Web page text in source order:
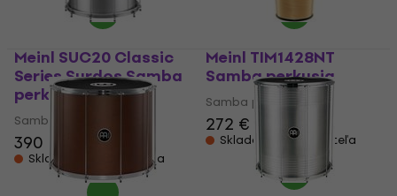
Meinl SUC20 Classic
Series Surdos Samba
perkusia
Samba perkusia
390 €
Skladom u dodávateľa
Meinl TIM1428NT
Samba perkusia
Samba perkusia
272 €
Skladom u dodávateľa